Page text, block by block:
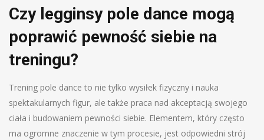
Czy legginsy pole dance mogą
poprawić pewność siebie na
treningu?
Trening pole dance to nie tylko wysiłek fizyczny i nauka
spektakularnych figur, ale także praca nad akceptacją swojego
ciała i budowaniem pewności siebie. Elementem, który często
ma ogromne znaczenie w tym procesie, jest odpowiedni strój